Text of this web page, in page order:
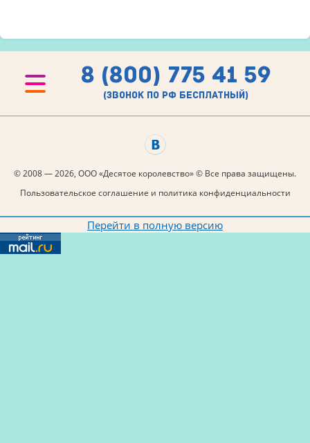
8 (800) 775 41 59
(звонок по рф бесплатный)
© 2008 — 2026, ООО «Десятое королевство» © Все права защищены.
Пользовательское соглашение и политика конфиденциальности
Перейти в полную версию